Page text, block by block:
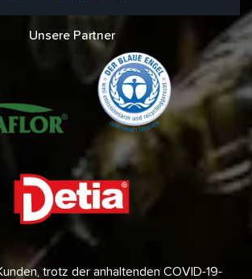
Unsere Partner
trotz der anhaltenden COVID-19-